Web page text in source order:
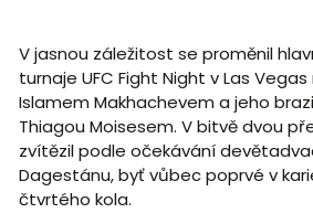
V jasnou záležitost se proměnil
turnaje UFC Fight Night v Las
Islamem Makhachevem a jeho
Thiagou Moisesem. V bitvě dvou
zvítězil podle očekávání
Dagestánu, byť vůbec poprvé v
čtvrtého kola.